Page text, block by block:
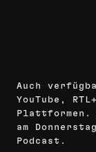
Auch
YouTube,
Plattformen.
am
Podcast.